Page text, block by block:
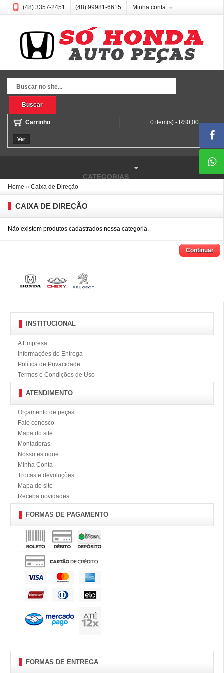
(48) 3357-2451 (48) 99981-6615 Minha conta
Buscar
Carrinho 0 item(s) - R$0,00
Ver
CATEGORIAS
Home » Caixa de Direção
CAIXA DE DIREÇÃO
Não existem produtos cadastrados nessa categoria.
Continuar
INSTITUCIONAL
A Empresa
Informações de Entrega
Política de Privacidade
Termos e Condições de Uso
ATENDIMENTO
Orçamento de peças
Fale conosco
Mapa do site
Montadoras
Nosso estoque
Minha Conta
Trocas e devoluções
Mapa do site
Receba novidades
FORMAS DE PAGAMENTO
FORMAS DE ENTREGA